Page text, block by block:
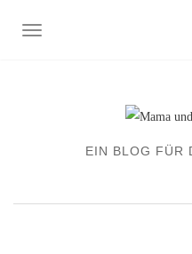
NAVIGATION EIN-/
EIN BLOG FÜR